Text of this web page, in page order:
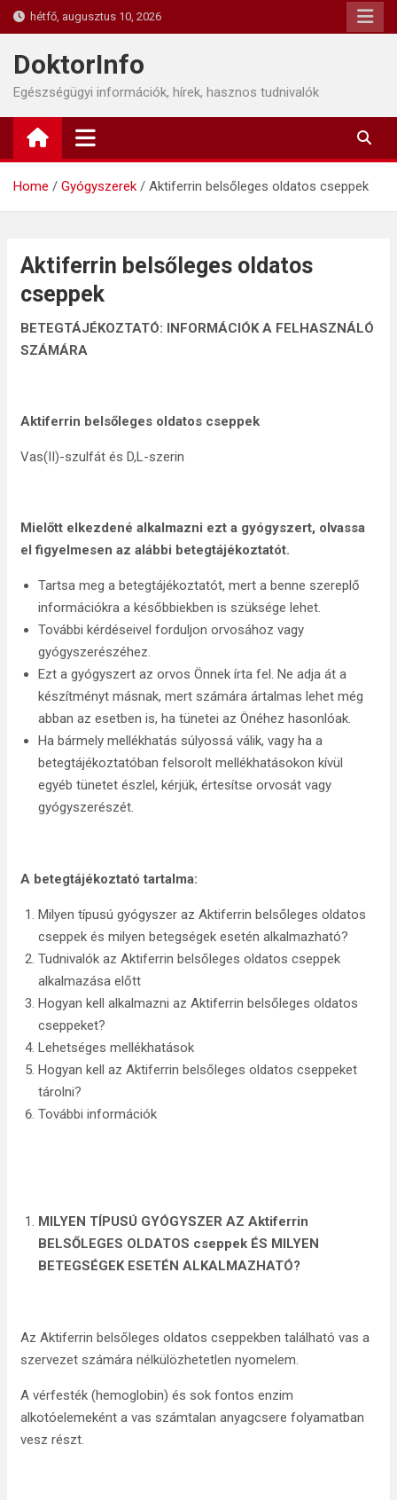
Skip
to
content
hétfő, augusztus 10, 2026
DoktorInfo
Egészségügyi információk, hírek, hasznos tudnivalók
Home Gyógyszerek Aktiferrin belsőleges oldatos cseppek
Aktiferrin belsőleges oldatos
cseppek
BETEGTÁJÉKOZTATÓ: INFORMÁCIÓK A FELHASZNÁLÓ
SZÁMÁRA
Aktiferrin belsőleges oldatos cseppek
Vas(II)-szulfát és D,L-szerin
Mielőtt elkezdené alkalmazni ezt a gyógyszert, olvassa
el figyelmesen az alábbi betegtájé­koztatót.
Tartsa meg a betegtájékoztatót, mert a benne szereplő
információkra a későbbiekben is szüksége lehet.
További kérdéseivel forduljon orvosához vagy
gyógyszerészéhez.
Ezt a gyógyszert az orvos Önnek írta fel. Ne adja át a
készítményt másnak, mert számára ártalmas lehet még
abban az esetben is, ha tünetei az Önéhez hasonlóak.
Ha bármely mellékhatás súlyossá válik, vagy ha a
betegtájékoztatóban felsorolt mellékhatásokon kívül
egyéb tünetet észlel, kérjük, értesítse orvosát vagy
gyógyszerészét.
A betegtájékoztató tartalma:
Milyen típusú gyógyszer az Aktiferrin belsőleges oldatos
cseppek és milyen betegségek esetén alkalmazható?
Tudnivalók az Aktiferrin belsőleges oldatos cseppek
alkalmazása előtt
Hogyan kell alkalmazni az Aktiferrin belsőleges oldatos
cseppeket?
Lehetséges mellékhatások
Hogyan kell az Aktiferrin belsőleges oldatos cseppeket
tárolni?
További információk
MILYEN TÍPUSÚ GYÓGYSZER AZ Aktiferrin
BELSŐLEGES OLDATOS cseppek ÉS MILYEN
BETEGSÉGEK ESETÉN ALKALMAZHATÓ?
Az Aktiferrin belsőleges oldatos cseppekben található vas a
szervezet számára nélkülözhetetlen nyomelem.
A vérfesték (hemoglobin) és sok fontos enzim
alkotóelemeként a vas számtalan anyagcsere folyamatban
vesz részt.